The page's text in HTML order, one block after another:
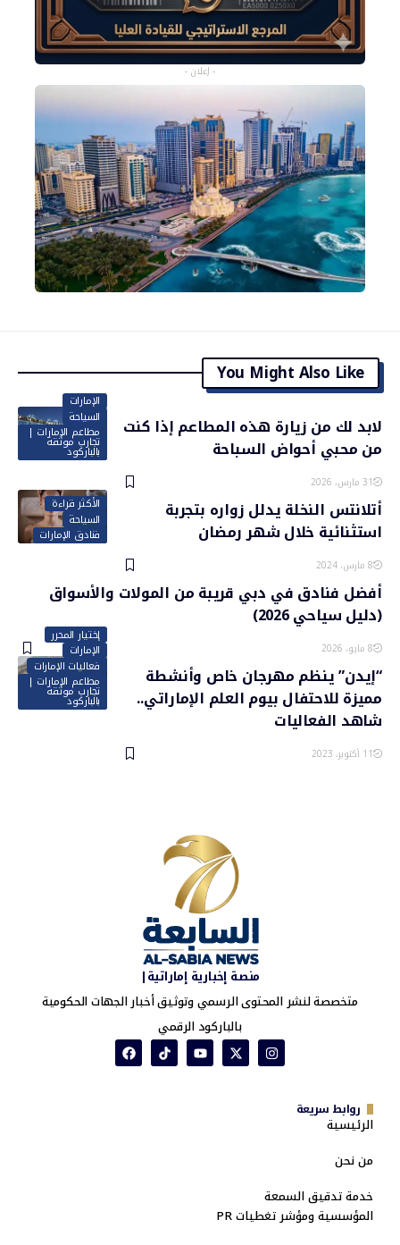
- إعلان -
You Might Also Like
الإمارات
السياحة
مطاعم الإمارات |
تجارب موثقة
بالباركود
لابد لك من زيارة هذه المطاعم إذا كنت
من محبي أحواض السباحة
31 مارس، 2026
الأكثر قراءة
السياحة
فنادق الإمارات
أتلانتس النخلة يدلل زواره بتجربة
استثنائية خلال شهر رمضان
8 مارس، 2024
أفضل فنادق في دبي قريبة من المولات والأسواق
(دليل سياحي 2026)
8 مايو، 2026
إختيار المحرر
الإمارات
فعاليات الإمارات
مطاعم الإمارات |
تجارب موثقة
بالباركود
“إيدن” ينظم مهرجان خاص وأنشطة
مميزة للاحتفال بيوم العلم الإماراتي..
شاهد الفعاليات
11 أكتوبر، 2023
منصة إخبارية إماراتية|
متخصصة لنشر المحتوى الرسمي وتوثيق أخبار الجهات الحكومية
بالباركود الرقمي
روابط سريعة
الرئيسية
من نحن
خدمة تدقيق السمعة
المؤسسية ومؤشر تغطيات PR